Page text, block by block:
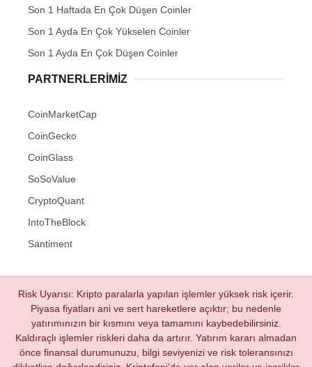
Son 1 Haftada En Çok Düşen Coinler
Son 1 Ayda En Çok Yükselen Coinler
Son 1 Ayda En Çok Düşen Coinler
PARTNERLERIMIZ
CoinMarketCap
CoinGecko
CoinGlass
SoSoValue
CryptoQuant
IntoTheBlock
Santiment
Risk Uyarısı: Kripto paralarla yapılan işlemler yüksek risk içerir.
Piyasa fiyatları ani ve sert hareketlere açıktır; bu nedenle
yatırımınızın bir kısmını veya tamamını kaybedebilirsiniz.
Kaldıraçlı işlemler riskleri daha da artırır. Yatırım kararı almadan
önce finansal durumunuzu, bilgi seviyenizi ve risk toleransınızı